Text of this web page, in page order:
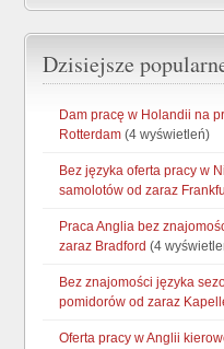
Dzisiejsze
Dam pracę w Holandii na
Rotterdam (4 wyświetleń)
Bez języka oferta pracy w
samolotów od zaraz
Praca Anglia bez
zaraz Bradford (4
Bez znajomości języka
pomidorów od zaraz
Oferta pracy w Anglii